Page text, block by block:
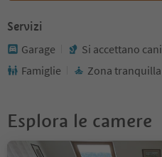
Servizi
Garage Si accettano cani
Famiglie
Zona tranquilla
Esplora le camere